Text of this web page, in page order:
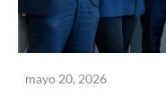
mayo 20, 2026